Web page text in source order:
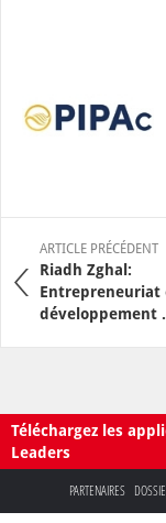
ARTICLE PRÉCÉDENT
Riadh Zghal:
Entrepreneuriat
développement
Téléchargez les
Leaders
PARTENAIRES